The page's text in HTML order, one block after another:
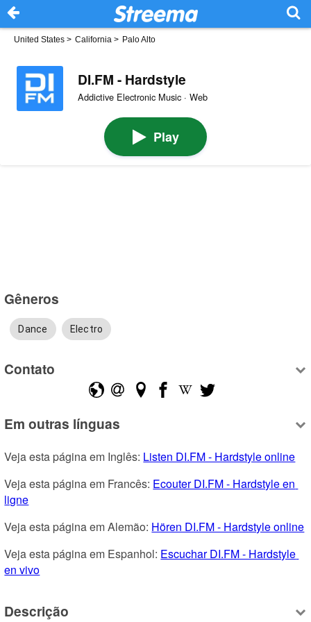
United States > California > Palo Alto
DI.FM - Hardstyle
Addictive Electronic Music · Web
Play
Gêneros
Dance Electro
Contato
Em outras línguas
Veja esta página em Inglês: Listen DI.FM - Hardstyle online
Veja esta página em Francês: Ecouter DI.FM - Hardstyle en
ligne
Veja esta página em Alemão: Hören DI.FM - Hardstyle online
Veja esta página em Espanhol: Escuchar DI.FM - Hardstyle
en vivo
Descrição